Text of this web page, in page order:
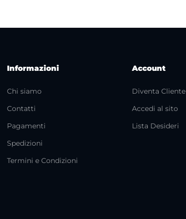
Informazioni
Chi siamo
Contatti
Pagamenti
Spedizioni
Termini e Condizioni
Account
Diventa Cliente
Accedi al sito
Lista Desideri